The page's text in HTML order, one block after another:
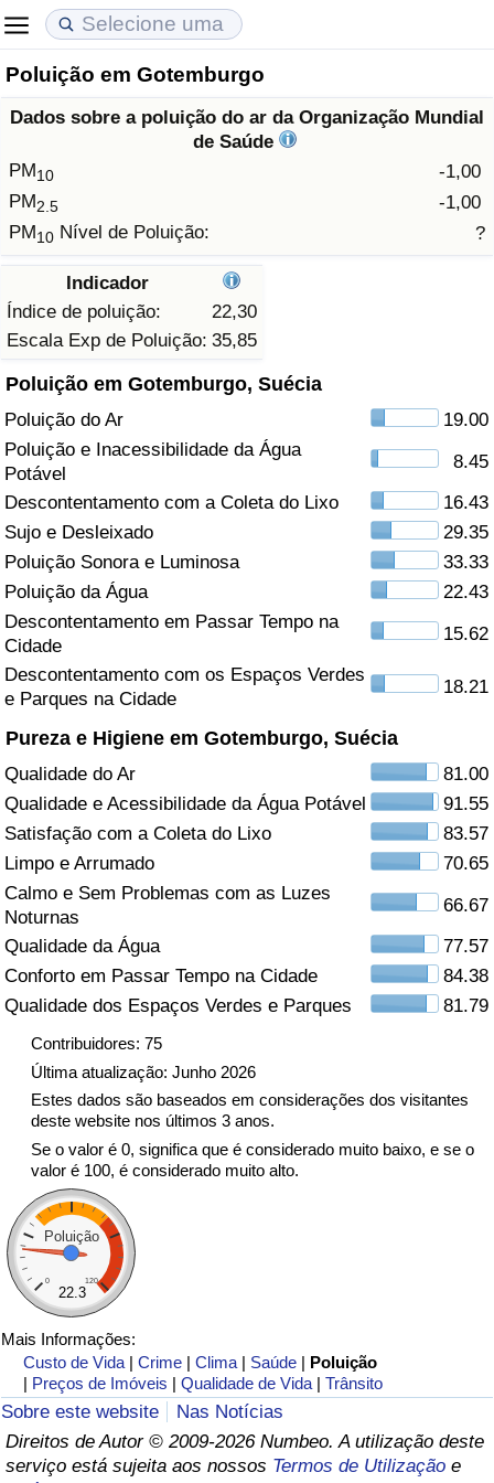
Poluição em Gotemburgo
Dados sobre a poluição do ar da Organização Mundial
de Saúde
PM10
-1,00
PM2.5
-1,00
PM10 Nível de Poluição: ?
Indicador
Índice de poluição:
22,30
Escala Exp de Poluição: 35,85
Poluição em Gotemburgo, Suécia
Poluição do Ar
19.00
Poluição e Inacessibilidade da Água
Potável
8.45
Descontentamento com a Coleta do Lixo
16.43
Sujo e Desleixado
29.35
Poluição Sonora e Luminosa
33.33
Poluição da Água
22.43
Descontentamento em Passar Tempo na
Cidade
15.62
Descontentamento com os Espaços Verdes
e Parques na Cidade
18.21
Pureza e Higiene em Gotemburgo, Suécia
Qualidade do Ar
81.00
Qualidade e Acessibilidade da Água Potável
91.55
Satisfação com a Coleta do Lixo
83.57
Limpo e Arrumado
70.65
Calmo e Sem Problemas com as Luzes
Noturnas
66.67
Qualidade da Água
77.57
Conforto em Passar Tempo na Cidade
84.38
Qualidade dos Espaços Verdes e Parques
81.79
Contribuidores: 75
Última atualização: Junho 2026
Estes dados são baseados em considerações dos visitantes
deste website nos últimos 3 anos.
Se o valor é 0, significa que é considerado muito baixo, e se o
valor é 100, é considerado muito alto.
Poluição
0 120
22.3
Mais Informações:
Custo de Vida |Crime |Clima | Saúde | Poluição
| Preços de Imóveis |Qualidade de Vida |Trânsito
Sobre este website
Nas Notícias
Direitos de Autor © 2009-2026 Numbeo. A utilização deste
serviço está sujeita aos nossos Termos de Utilização e
Custo de Vida
Indicador de Custo de Vida (Atual)
Indicador de Custo de Vida
em Aqaba
Preços de Imóveis
Indicador de Preços de Imóveis (Atual)
Indicador de Preços de Imóveis
Qualidade de Vida
Indicador de Qualidade de Vida
Indicador de Qualidade de Vida (Atual)
Crime
Taxa do Indicador de Crime (Atual)
Indicador de Crime
Índice de criminalidade por país
Saúde
Indicador de Saúde (Atual)
Indicador de Saúde
Indicador de Saúde por País
Indicador de Poluição (Atual)
Índice de poluição
Indicador de Poluição por País
Trânsito
Indicador de Trânsito
Indicador de Trânsito (Atual)
Indicador de Trânsito por País